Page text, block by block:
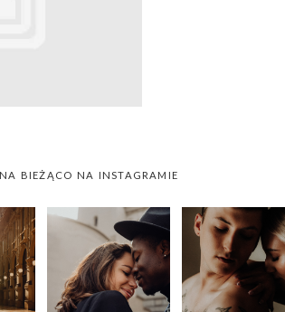
BIEŻĄCO NA INSTAGRAMIE